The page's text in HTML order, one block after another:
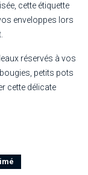
cette étiquette
enveloppes lors
réservés à vos
petits pots
cette délicate